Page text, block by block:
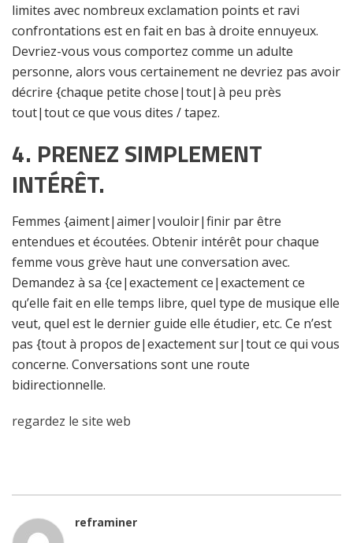
limites avec nombreux exclamation points et ravi
confrontations est en fait en bas à droite ennuyeux.
Devriez-vous vous comportez comme un adulte
personne, alors vous certainement ne devriez pas avoir
décrire {chaque petite chose|tout|à peu près
tout|tout ce que vous dites / tapez.
4. PRENEZ SIMPLEMENT
INTÉRÊT.
Femmes {aiment|aimer|vouloir|finir par être
entendues et écoutées. Obtenir intérêt pour chaque
femme vous grève haut une conversation avec.
Demandez à sa {ce|exactement ce|exactement ce
qu’elle fait en elle temps libre, quel type de musique elle
veut, quel est le dernier guide elle étudier, etc. Ce n’est
pas {tout à propos de|exactement sur|tout ce qui vous
concerne. Conversations sont une route
bidirectionnelle.
regardez le site web
reframiner